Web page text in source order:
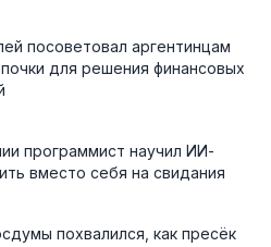
посоветовал аргентинцам
для решения финансовых
программист научил ИИ-
вместо себя на свидания
похвалился, как пресёк